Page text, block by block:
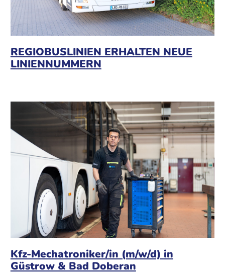
REGIOBUSLINIEN ERHALTEN NEUE
LINIENNUMMERN
Kfz-Mechatroniker/in (m/w/d) in
Güstrow & Bad Doberan